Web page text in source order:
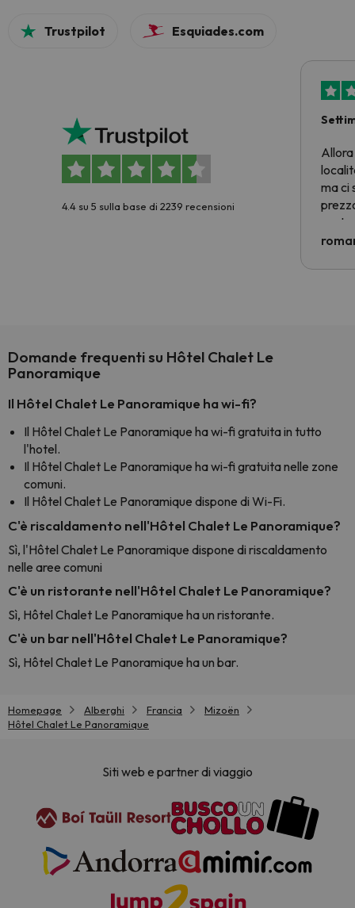
Trustpilot Esquiades.com
4.4 su 5 sulla base di 2239 recensioni
Allora
ma ci
Domande frequenti su Hôtel Chalet Le
Panoramique
Il Hôtel Chalet Le Panoramique ha wi-fi?
Il Hôtel Chalet Le Panoramique ha wi-fi gratuita in tutto
l'hotel.
Il Hôtel Chalet Le Panoramique ha wi-fi gratuita nelle zone
comuni.
Il Hôtel Chalet Le Panoramique dispone di Wi-Fi.
C'è riscaldamento nell'Hôtel Chalet Le Panoramique?
Sì, l'Hôtel Chalet Le Panoramique dispone di riscaldamento
nelle aree comuni
C'è un ristorante nell'Hôtel Chalet Le Panoramique?
Sì, Hôtel Chalet Le Panoramique ha un ristorante.
C'è un bar nell'Hôtel Chalet Le Panoramique?
Sì, Hôtel Chalet Le Panoramique ha un bar.
Homepage Alberghi Francia
Mizoën
Hôtel Chalet Le Panoramique
Siti web e partner di viaggio